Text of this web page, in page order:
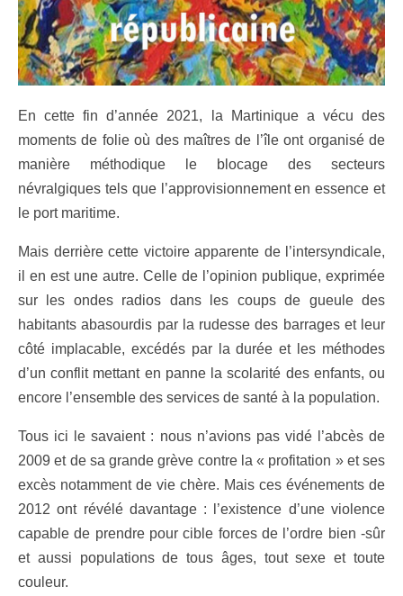
En cette fin d’année 2021, la Martinique a vécu des
moments de folie où des maîtres de l’île ont organisé de
manière méthodique le blocage des secteurs
névralgiques tels que l’approvisionnement en essence et
le port maritime.
Mais derrière cette victoire apparente de l’intersyndicale,
il en est une autre. Celle de l’opinion publique, exprimée
sur les ondes radios dans les coups de gueule des
habitants abasourdis par la rudesse des barrages et leur
côté implacable, excédés par la durée et les méthodes
d’un conflit mettant en panne la scolarité des enfants, ou
encore l’ensemble des services de santé à la population.
Tous ici le savaient : nous n’avions pas vidé l’abcès de
2009 et de sa grande grève contre la « profitation » et ses
excès notamment de vie chère. Mais ces événements de
2012 ont révélé davantage : l’existence d’une violence
capable de prendre pour cible forces de l’ordre bien -sûr
et aussi populations de tous âges, tout sexe et toute
couleur.